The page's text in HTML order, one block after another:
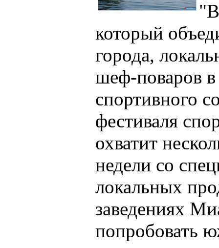
который
города,
шеф-поваров
спортивного
фестиваля
охватит
недели со
локальных
заведениях
попробовать